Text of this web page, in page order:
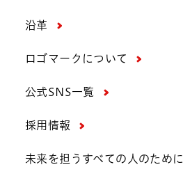
沿革
ロゴマークについて
公式SNS一覧
採用情報
未来を担うすべての人のために